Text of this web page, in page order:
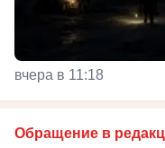
вчера в 11:18
Обращение в